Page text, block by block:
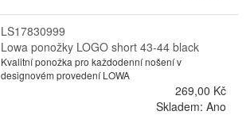
LS17830999
Lowa ponožky LOGO short 43-44 black
Kvalitní ponožka pro každodenní nošení v
designovém provedení LOWA
269,00 Kč
Skladem: Ano